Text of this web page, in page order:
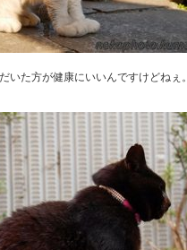
いた方が健康にいいんですけどねぇ。